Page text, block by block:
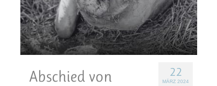
22
MÄRZ 2024
Abschied von